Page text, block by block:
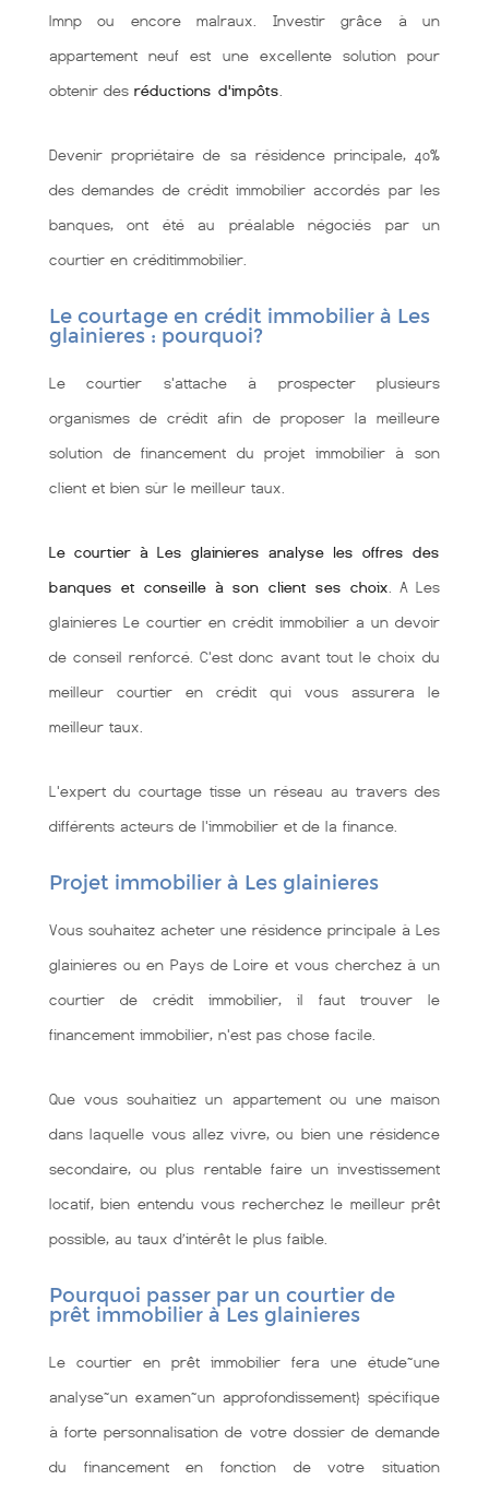
lmnp ou encore malraux. Investir grâce à un
appartement neuf est une excellente solution pour
obtenir des réductions d'impôts
Devenir propriétaire de sa résidence principale, 40%
des demandes de crédit immobilier accordés par les
banques, ont été au préalable négociés par un
courtier en créditimmobilier.
Le courtage en crédit immobilier à Les
glainieres : pourquoi?
Le courtier s'attache à prospecter plusieurs
organismes de crédit afin de proposer la meilleure
solution de financement du projet immobilier à son
client et bien sùr le meilleur taux.
Le courtier à Les glainieres analyse les offres des
banques et conseille à son client ses choix . A Les
glainieres Le courtier en crédit immobilier a un devoir
de conseil renforcé. C'est donc avant tout le choix du
meilleur courtier en crédit qui vous assurera le
meilleur taux.
L'expert du courtage tisse un réseau au travers des
différents acteurs de l'immobilier et de la finance.
Projet immobilier à Les glainieres
Vous souhaitez acheter une résidence principale à Les
glainieres ou en Pays de Loire et vous cherchez à un
courtier de crédit immobilier, il faut trouver le
financement immobilier, n'est pas chose facile.
Que vous souhaitiez un appartement ou une maison
dans laquelle vous allez vivre, ou bien une résidence
secondaire, ou plus rentable faire un investissement
locatif, bien entendu vous recherchez le meilleur prêt
possible, au taux d’intérêt le plus faible.
Pourquoi passer par un courtier de
prêt immobilier à Les glainieres
Le courtier en prêt immobilier fera une étude~une
analyse~un examen~un approfondissement} spécifique
à forte personnalisation de votre dossier de demande
du financement en fonction de votre situation